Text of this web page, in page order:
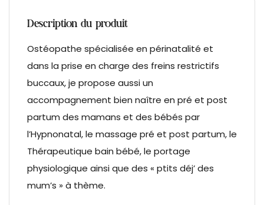
Description du produit
Ostéopathe spécialisée en périnatalité et
dans la prise en charge des freins restrictifs
buccaux, je propose aussi un
accompagnement bien naître en pré et post
partum des mamans et des bébés par
l’Hypnonatal, le massage pré et post partum, le
Thérapeutique bain bébé, le portage
physiologique ainsi que des « ptits déj’ des
mum’s » à thème.